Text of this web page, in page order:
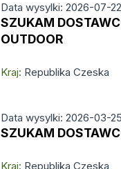
Data wysylki: 2026-07-22
SZUKAM
OUTDOOR
Kraj: Republika Czeska
Data wysylki: 2026-03-25
SZUKAM
Kraj: Republika Czeska